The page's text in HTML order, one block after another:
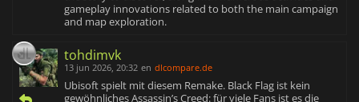
gameplay innovations related to both the main campaign
and map exploration.
tohdimvk
13 jun 2026, 20:32 en dlcompare.de
Ubisoft spielt mit diesem Remake. Black Flag ist kein
gewöhnliches Assassin’s Creed: für viele Fans ist es die